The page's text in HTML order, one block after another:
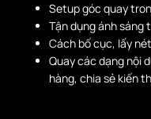
Setup góc quay
Tận dụng ánh sáng
Cách bố cục, lấy
Quay các dạng nội
hàng, chia sẻ kiến